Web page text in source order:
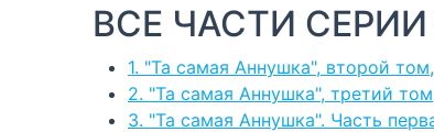
ВСЕ ЧАСТИ СЕРИИ
1. "Та самая Аннушка", второй
2. "Та самая Аннушка", третий
3. "Та самая Аннушка". Часть